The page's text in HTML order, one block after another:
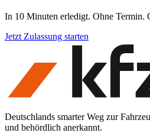
In 10 Minuten erledigt. Ohne Termin.
Jetzt Zulassung starten
Deutschlands smarter Weg zur
und behördlich anerkannt.